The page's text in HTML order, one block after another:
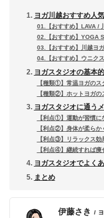
ヨガ川越おすすめ人
01.【おすすめ】LAVA /
02.【おすすめ】YOGA
03.【おすすめ】川越ヨ
04.【おすすめ】ウニク
ヨガスタジオの基本
【種類①】常温ヨガのス
【種類②】ホットヨガの
ヨガスタジオに通う
【利点①】運動が習慣に
【利点②】身体が柔らか
【利点③】リラックス効
【利点④】継続すれば痩
ヨガスタジオでよく
まとめ
伊藤さき /